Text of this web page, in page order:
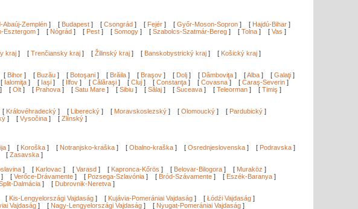
Abaúj-Zemplén ] [ Budapest ] [ Csongrád ] [ Fejér ] [ Győr-Moson-Sopron ] [ Hajdú-Bihar ]
Esztergom ] [ Nógrád ] [ Pest ] [ Somogy ] [ Szabolcs-Szatmár-Bereg ] [ Tolna ] [ Vas ]
kraj ] [ Trenčiansky kraj ] [ Žilinský kraj ] [ Banskobystrický kraj ] [ Košický kraj ]
[ Bihor ] [ Buzău ] [ Botoşani ] [ Brăila ] [ Braşov ] [ Dolj ] [ Dâmboviţa ] [Alba ] [ Galaţi ]
[ Ialomiţa ] [ Iaşi ] [ Ilfov ] [ Călăraşi ] [ Cluj ] [ Constanţa ] [ Covasna ] [ Caraş-Severin ]
] [ Olt ] [ Prahova ] [ Satu Mare ] [ Sibiu ] [ Sălaj ] [ Suceava ] [ Teleorman ] [ Timiş ]
[ Královéhradecký ] [ Liberecký ] [ Moravskoslezský ] [ Olomoucký ] [ Pardubický ]
] [ Vysočina ] [ Zlínský ]
] [ Koroška ] [ Notranjsko-kraška ] [ Obalno-kraška ] [ Osrednjeslovenska ] [ Podravska ]
[ Zasavska ]
] [ Karlovac ] [ Varasd ] [ Kapronca-Kőrös ] [ Belovar-Bilogora ] [ Muraköz ]
] [ Verőce-Drávamente ] [ Pozsega-Szlavónia ] [ Bród-Szávamente ] [ Eszék-Baranya ]
Dalmácia ] [ Dubrovnik-Neretva ]
[ Kis-Lengyelországi Vajdaság ] [ Kujávia-Pomerániai Vajdaság ] [ Łódźi Vajdaság ]
Vajdaság ] [ Nagy-Lengyelországi Vajdaság ] [ Nyugat-Pomerániai Vajdaság ]